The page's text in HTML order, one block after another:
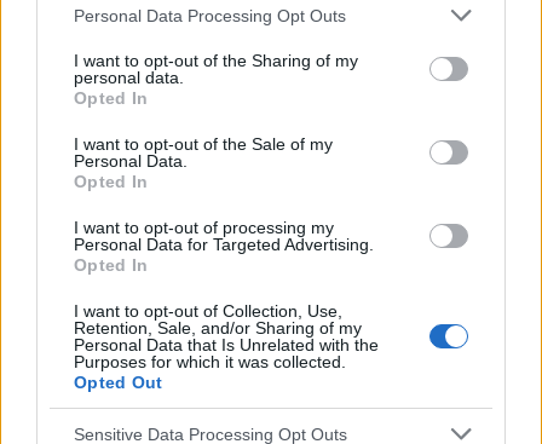
Personal Data Processing Opt Outs
I want to opt-out of the Sharing of my
personal data.
Opted In
I want to opt-out of the Sale of my
Personal Data.
Opted In
I want to opt-out of processing my
Personal Data for Targeted Advertising.
Opted In
I want to opt-out of Collection, Use,
Retention, Sale, and/or Sharing of my
Personal Data that Is Unrelated with the
Purposes for which it was collected.
Opted Out
Sensitive Data Processing Opt Outs
Forum:Opieka psychiatryczna
Odstawienie medikinetu
Witam, z moim psychiatrą z przyczyn niewiadomych
zmuszony spytać tutaj. Na ostatnim spotkaniu
rozmawialiśmy o odstawianiu medikinetu na rzecz
kasiacichocka11@wp.pl
Forum:Opieka psychiatryczna